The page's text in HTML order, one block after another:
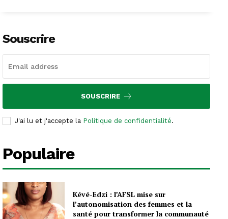
Souscrire
SOUSCRIRE
J'ai lu et j'accepte la Politique de confidentialité.
Populaire
Kévé-Edzi : l’AFSL mise sur
l’autonomisation des femmes et la
santé pour transformer la communauté